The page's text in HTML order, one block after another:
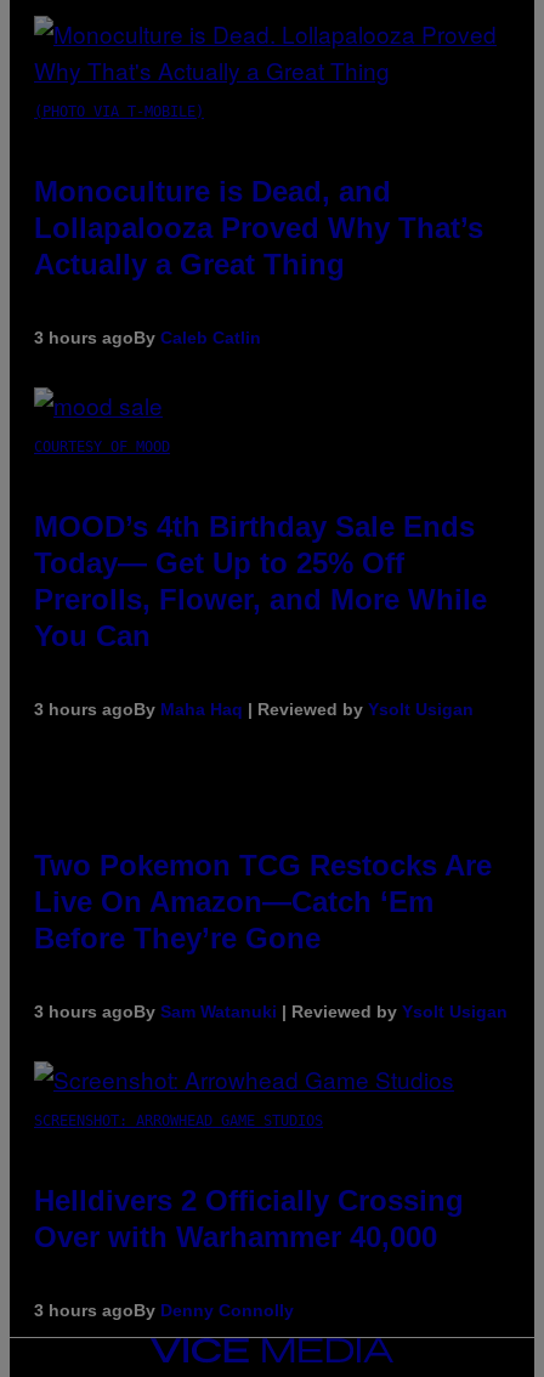
(PHOTO VIA T-MOBILE)
Monoculture is Dead, and
Lollapalooza Proved Why That’s
Actually a Great Thing
3 hours agoBy Caleb Catlin
COURTESY OF MOOD
MOOD’s 4th Birthday Sale Ends
Today— Get Up to 25% Off
Prerolls, Flower, and More While
You Can
3 hours agoBy Maha Haq | Reviewed by Ysolt Usigan
Two Pokemon TCG Restocks Are
Live On Amazon—Catch ‘Em
Before They’re Gone
3 hours agoBy Sam Watanuki | Reviewed by Ysolt Usigan
SCREENSHOT: ARROWHEAD GAME STUDIOS
Helldivers 2 Officially Crossing
Over with Warhammer 40,000
3 hours agoBy Denny Connolly
VICE
MEDIA